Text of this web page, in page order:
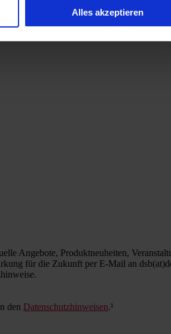
Alles akzeptieren
im Betreff mit, welchen Kontaktweg
Angebote, Produktneuheiten,
für die Zukunft per E-Mail an
den Datenschutzhinweisen.¹